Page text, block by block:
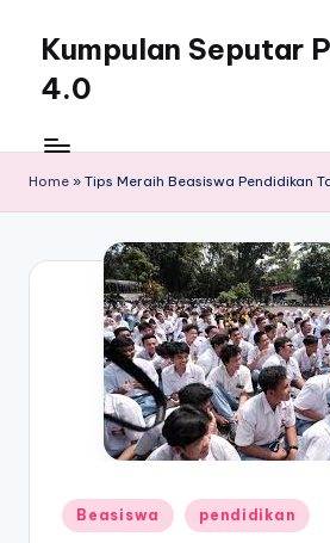
content
Kumpulan Seputar
4.0
Home » Tips Meraih Beasiswa Pendidikan
Posted
in
Beasiswa pendidikan